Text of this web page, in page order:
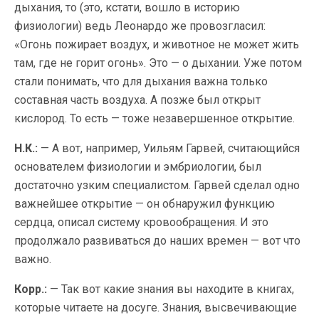
дыхания, то (это, кстати, вошло в историю
физиологии) ведь Леонардо же провозгласил:
«Огонь пожирает воздух, и животное не может жить
там, где не горит огонь». Это — о дыхании. Уже потом
стали понимать, что для дыхания важна только
составная часть воздуха. А позже был открыт
кислород. То есть — тоже незавершенное открытие.
Н.К.: — А вот, например, Уильям Гарвей, считающийся
основателем физиологии и эмбриологии, был
достаточно узким специалистом. Гарвей сделал одно
важнейшее открытие — он обнаружил функцию
сердца, описал систему кровообращения. И это
продолжало развиваться до наших времен — вот что
важно.
Корр.: — Так вот какие знания вы находите в книгах,
которые читаете на досуге. Знания, высвечивающие